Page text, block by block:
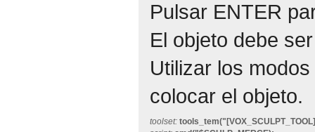
Pulsar ENTER
El objeto debe
Utilizar los
colocar el objeto.
toolset: